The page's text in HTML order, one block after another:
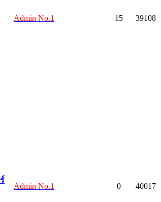
Admin No.1 15 39108
Admin No.1 0 40017